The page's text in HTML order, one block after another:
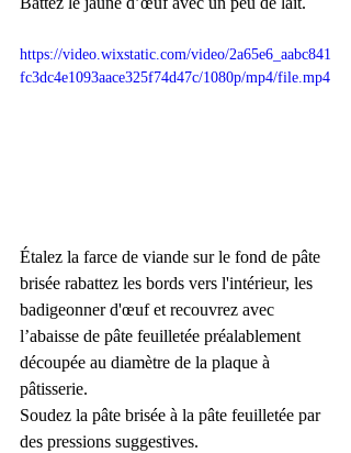
https://video.wixstatic.com/video/2a65e6_aabc841
fc3dc4e1093aace325f74d47c/1080p/mp4/file.mp4
Étalez la farce de viande sur le fond de pâte
brisée rabattez les bords vers l'intérieur, les
badigeonner d'œuf et recouvrez avec
l’abaisse de pâte feuilletée préalablement
découpée au diamètre de la plaque à
pâtisserie.
Soudez la pâte brisée à la pâte feuilletée par
des pressions suggestives.